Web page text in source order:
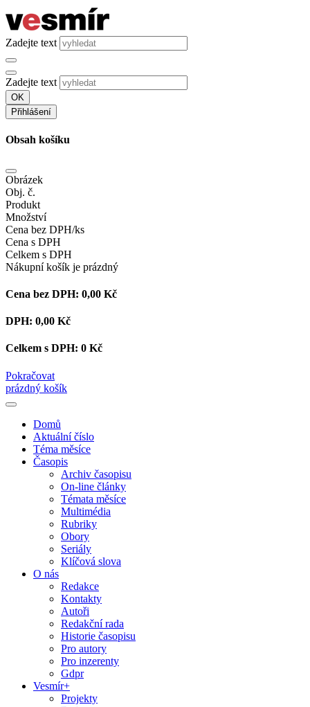
Zadejte text
Zadejte text
OK
Přihlášení
Obsah košíku
Obrázek
Obj. č.
Produkt
Množství
Cena bez DPH/ks
Cena s DPH
Celkem s DPH
Nákupní košík je prázdný
Cena bez DPH: 0,00 Kč
DPH: 0,00 Kč
Celkem s DPH: 0 Kč
Pokračovat
prázdný košík
Domů
Aktuální číslo
Téma měsíce
Časopis
Archiv časopisu
On-line články
Témata měsíce
Multimédia
Rubriky
Obory
Seriály
Klíčová slova
O nás
Redakce
Kontakty
Autoři
Redakční rada
Historie časopisu
Pro autory
Pro inzerenty
Gdpr
Vesmír+
Projekty